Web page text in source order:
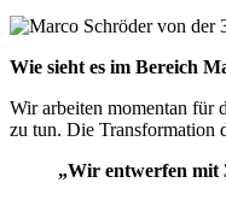
Wie sieht es im Bereich
Wir arbeiten momentan für
zu tun. Die Transformation
„Wir entwerfen mit